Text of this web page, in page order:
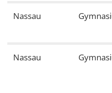
Nassau
Nassau